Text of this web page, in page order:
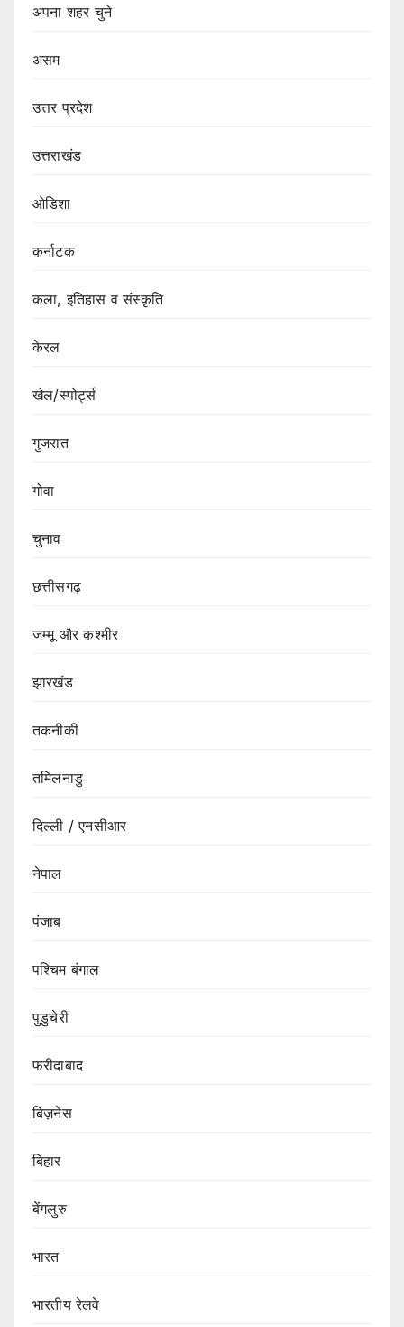
अपना शहर चुने
असम
उत्तर प्रदेश
उत्तराखंड
ओडिशा
कर्नाटक
कला, इतिहास व संस्कृति
केरल
खेल/स्पोर्ट्स
गुजरात
गोवा
चुनाव
छत्तीसगढ़
जम्मू और कश्मीर
झारखंड
तकनीकी
तमिलनाडु
दिल्ली / एनसीआर
नेपाल
पंजाब
पश्चिम बंगाल
पुडुचेरी
फरीदाबाद
बिज़नेस
बिहार
बेंगलुरु
भारत
भारतीय रेलवे